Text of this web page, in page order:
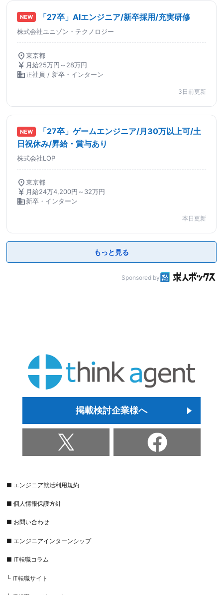
NEW 「27卒」AIエンジニア/新卒採用/充実研修
株式会社ユニゾン・テクノロジー
location_on東京都
currency_yen 月給25万円～28万円
business正社員 / 新卒・インターン
3日前更新
NEW
「27卒」ゲームエンジニア/月30万以上可/土
日祝休み/昇給・賞与あり
株式会社LOP
location_on東京都
currency_yen 月給24万4,200円～32万円
business新卒・インターン
本日更新
もっと見る
Sponsored by
掲載検討企業様へ
■ エンジニア就活利用規約
■ 個人情報保護方針
■ お問い合わせ
■ エンジニアインターンシップ
■ IT転職コラム
└ IT転職サイト